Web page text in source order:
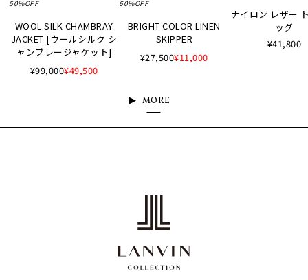
50%OFF
WOOL SILK CHAMBRAY
JACKET [ウールシルク シ
ャンブレージャケット]
¥99,000¥49,500
60%OFF
BRIGHT COLOR LINEN
SKIPPER
¥27,500¥11,000
ナイロン レザー
ッグ
¥41,800
MORE